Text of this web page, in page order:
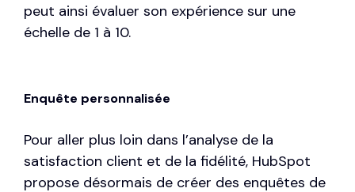
peut ainsi évaluer son expérience sur une
échelle de 1 à 10.
Enquête personnalisée
Pour aller plus loin dans l’analyse de la
satisfaction client et de la fidélité, HubSpot
propose désormais de créer des enquêtes de